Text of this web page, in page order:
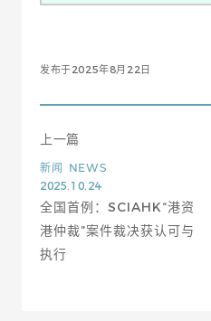
发布于2025年8月22日
上一篇
新闻
NEWS
2025.10.24
全国首例：SCIAHK“港资
港仲裁”案件裁决获认可与
执行